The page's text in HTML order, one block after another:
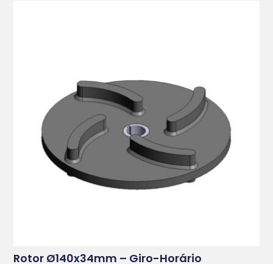
Rotor Ø140x34mm – Giro-Horário